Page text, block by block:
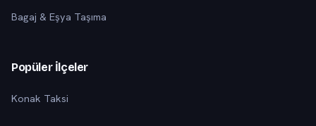
Bagaj & Eşya Taşıma
Popüler İlçeler
Konak Taksi